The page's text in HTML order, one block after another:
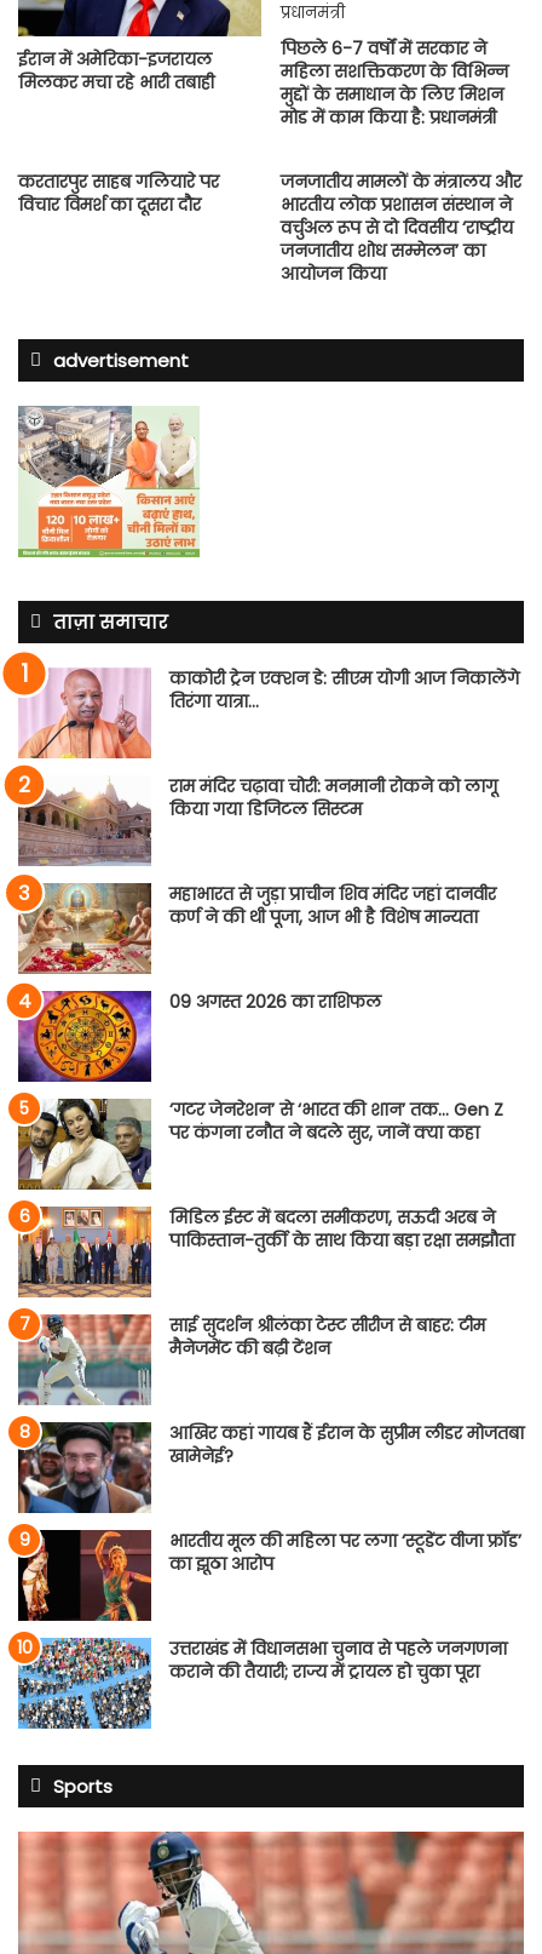
ईरान में अमेरिका-इजरायल
मिलकर मचा रहे भारी तबाही
पिछले 6-7 वर्षों में सरकार ने
महिला सशक्तिकरण के विभिन्न
मुद्दों के समाधान के लिए मिशन
मोड में काम किया है: प्रधानमंत्री
करतारपुर साहब गलियारे पर
विचार विमर्श का दूसरा दौर
जनजातीय मामलों के मंत्रालय और
भारतीय लोक प्रशासन संस्थान ने
वर्चुअल रूप से दो दिवसीय ‘राष्ट्रीय
जनजातीय शोध सम्मेलन’ का
आयोजन किया
advertisement
ताज़ा समाचार
काकोरी ट्रेन एक्शन डे: सीएम योगी आज निकालेंगे
तिरंगा यात्रा…
राम मंदिर चढ़ावा चोरी: मनमानी रोकने को लागू
किया गया डिजिटल सिस्टम
महाभारत से जुड़ा प्राचीन शिव मंदिर जहां दानवीर
कर्ण ने की थी पूजा, आज भी है विशेष मान्यता
09 अगस्त 2026 का राशिफल
‘गटर जेनरेशन’ से ‘भारत की शान’ तक… Gen Z
पर कंगना रनौत ने बदले सुर, जानें क्या कहा
मिडिल ईस्ट में बदला समीकरण, सऊदी अरब ने
पाकिस्तान-तुर्की के साथ किया बड़ा रक्षा समझौता
साई सुदर्शन श्रीलंका टेस्ट सीरीज से बाहर: टीम
मैनेजमेंट की बढ़ी टेंशन
आखिर कहां गायब हैं ईरान के सुप्रीम लीडर मोजतबा
खामेनेई?
भारतीय मूल की महिला पर लगा ‘स्टूडेंट वीजा फ्रॉड’
का झूठा आरोप
उत्तराखंड में विधानसभा चुनाव से पहले जनगणना
कराने की तैयारी; राज्य में ट्रायल हो चुका पूरा
Sports
साई
श्रीलंका
सीरीज